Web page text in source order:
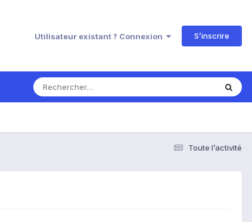
Utilisateur existant ? Connexion S’inscrire
Toute l’activité